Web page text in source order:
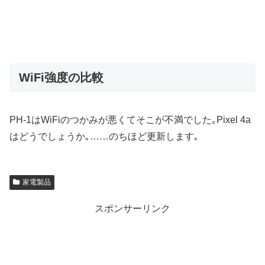
WiFi強度の比較
PH-1はWiFiのつかみが悪くてそこが不満でした｡Pixel 4a
はどうでしょうか｡……のちほど更新します｡
家電製品
スポンサーリンク